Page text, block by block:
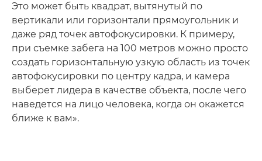
Это может быть квадрат, вытянутый по
вертикали или горизонтали прямоугольник и
даже ряд точек автофокусировки. К примеру,
при съемке забега на 100 метров можно просто
создать горизонтальную узкую область из точек
автофокусировки по центру кадра, и камера
выберет лидера в качестве объекта, после чего
наведется на лицо человека, когда он окажется
ближе к вам».